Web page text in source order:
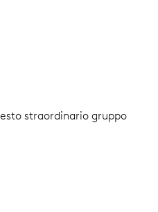
straordinario gruppo